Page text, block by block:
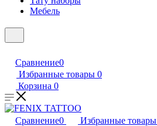
Мебель
Сравнение0
Избранные товары 0
Корзина 0
Сравнение0 Избранные товары